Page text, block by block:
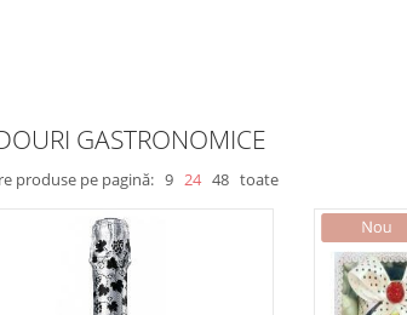
GASTRONOMICE
produse pe pagină: 9 24 48 toate